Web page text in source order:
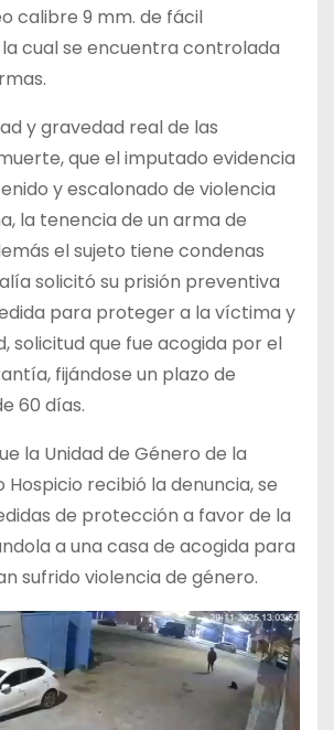
calibre 9 mm. de fácil
cual se encuentra controlada
y gravedad real de las
que el imputado evidencia
y escalonado de violencia
la tenencia de un arma de
el sujeto tiene condenas
solicitó su prisión preventiva
para proteger a la víctima y
solicitud que fue acogida por el
fijándose un plazo de
60 días.
la Unidad de Género de la
Hospicio recibió la denuncia, se
de protección a favor de la
a una casa de acogida para
sufrido violencia de género.